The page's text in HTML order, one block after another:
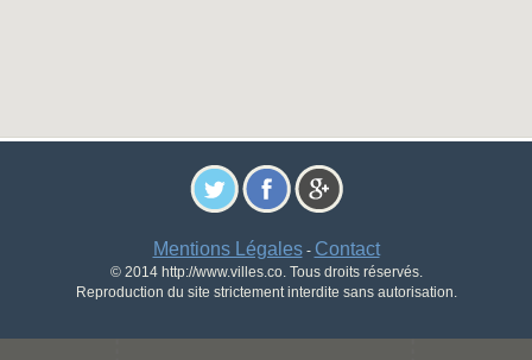
Mentions Légales- Contact
© 2014 http://www.villes.co. Tous droits réservés.
Reproduction du site strictement interdite sans autorisation.